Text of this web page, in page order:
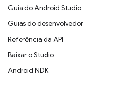
Guia do Android Studio
Guias do desenvolvedor
Referência da API
Baixar o Studio
Android NDK